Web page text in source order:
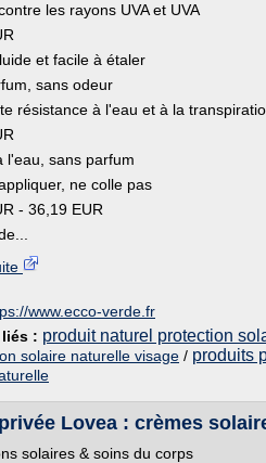
les rayons UVA et UVA
et facile à étaler
sans odeur
résistance à l'eau et à la
l'eau, sans parfum
ne colle pas
- 36,19 EUR
www.ecco-verde.fr
: produit naturel protection
solaire naturelle visage / produits
Lovea : crèmes
solaires & soins du corps